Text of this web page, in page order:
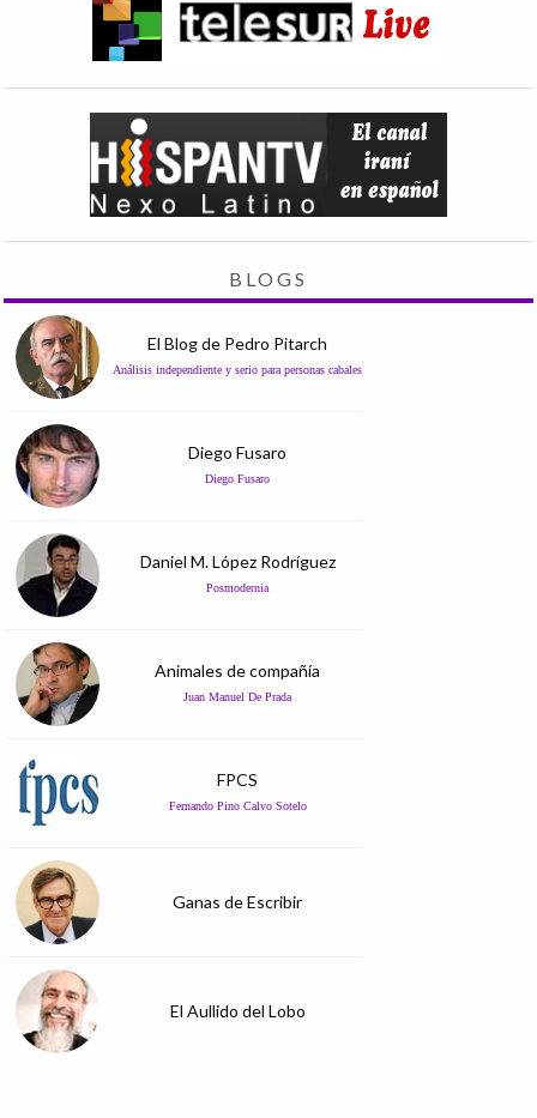
BLOGS
El Blog de Pedro Pitarch
Análisis independiente y serio para personas cabales
Diego Fusaro
Diego Fusaro
Daniel M. López Rodríguez
Posmodernia
Animales de compañía
Juan Manuel De Prada
FPCS
Fernando Pino Calvo Sotelo
Ganas de Escribir
El Aullido del Lobo